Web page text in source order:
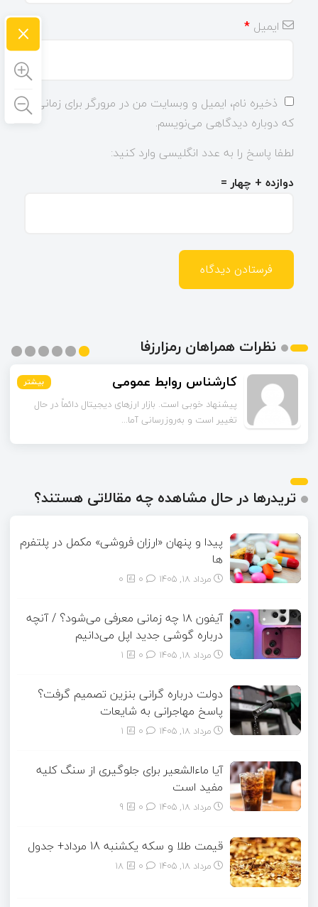
ایمیل *
ذخیره نام، ایمیل و وبسایت من در مرورگر برای زمانی
که دوباره دیدگاهی می‌نویسم.
لطفا پاسخ را به عدد انگلیسی وارد کنید:
دوازده + چهار =
نظرات همراهان رمزارزفا
بیشتر مشکات بیشتر
چند مورد از آمارهای مقاله مربوط به سال‌های گذشته است.
آیا امکان دارد نسخه به‌روز...
بیشتر
بیشتر
بیشتر
بیشتر
تریدرها در حال مشاهده چه مقالاتی هستند؟
پیدا و پنهان «ارزان فروشی» مکمل در پلتفرم
ها
مرداد ۱۸, ۱۴۰۵ 0
آیفون ۱۸ چه زمانی معرفی می‌شود؟ / آنچه
درباره گوشی جدید اپل می‌دانیم
مرداد ۱۸, ۱۴۰۵ 1
دولت درباره گرانی بنزین تصمیم گرفت؟
پاسخ مهاجرانی به شایعات
مرداد ۱۸, ۱۴۰۵ 1
آیا ماءالشعیر برای جلوگیری از سنگ کلیه
مفید است
مرداد ۱۸, ۱۴۰۵ 9
قیمت طلا و سکه یکشنبه 18 مرداد+ جدول
مرداد ۱۸, ۱۴۰۵ 18
×